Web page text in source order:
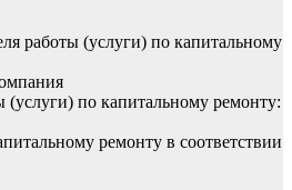
работы (услуги) по капитальному
по капитальному ремонту:
ремонту в соответствии